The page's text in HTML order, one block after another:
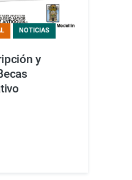
NOTICIAS
y